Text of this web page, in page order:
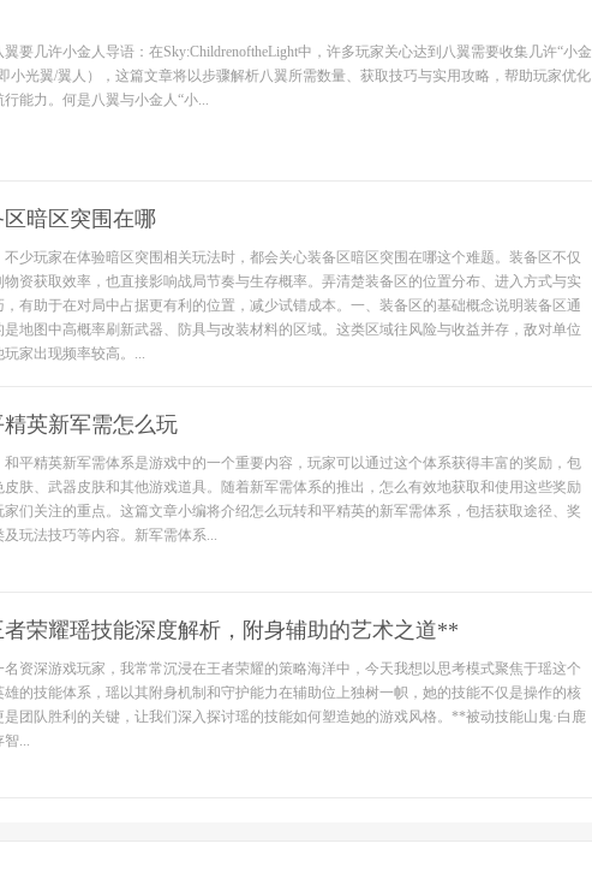
翼要几许小金人导语：在Sky:ChildrenoftheLight中，许多玩家关心达到八翼需要收集几许“小金
小光翼/翼人），这篇文章将以步骤解析八翼所需数量、获取技巧与实用攻略，帮助玩家优化
行能力。何是八翼与小金人“小...
区暗区突围在哪
不少玩家在体验暗区突围相关玩法时，都会关心装备区暗区突围在哪这个难题。装备区不仅
物资获取效率，也直接影响战局节奏与生存概率。弄清楚装备区的位置分布、进入方式与实
，有助于在对局中占据更有利的位置，减少试错成本。一、装备区的基础概念说明装备区通
是地图中高概率刷新武器、防具与改装材料的区域。这类区域往风险与收益并存，敌对单位
玩家出现频率较高。...
精英新军需怎么玩
和平精英新军需体系是游戏中的一个重要内容，玩家可以通过这个体系获得丰富的奖励，包
皮肤、武器皮肤和其他游戏道具。随着新军需体系的推出，怎么有效地获取和使用这些奖励
家们关注的重点。这篇文章小编将介绍怎么玩转和平精英的新军需体系，包括获取途径、奖
及玩法技巧等内容。新军需体系...
荣耀瑶技能深度解析，附身辅助的艺术之道**
名资深游戏玩家，我常常沉浸在王者荣耀的策略海洋中，今天我想以思考模式聚焦于瑶这个
雄的技能体系，瑶以其附身机制和守护能力在辅助位上独树一帜，她的技能不仅是操作的核
是团队胜利的关键，让我们深入探讨瑶的技能如何塑造她的游戏风格。**被动技能山鬼·白鹿
智...